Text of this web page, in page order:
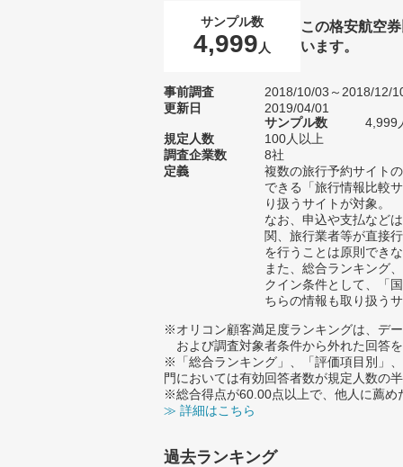
サンプル数
4,999 人
この格安航空
います。
事前調査
2018/10/03～2018/12/
更新日
2019/04/01
サンプル数
4,999
規定人数
100人以上
調査企業数
8社
定義
複数の旅行予約サイト
できる「旅行情報比較
り扱うサイトが対象。
なお、申込や支払など
関、旅行業者等が直接
を行うことは原則でき
また、総合ランキング
クイン条件として、「
ちらの情報も取り扱う
※オリコン顧客満足度ランキングは、デ
および調査対象者条件から外れた回答
※「総合ランキング」、「評価項目別」
門においては有効回答者数が規定人数の
※総合得点が60.00点以上で、他人に薦め
≫ 詳細はこちら
過去ランキング